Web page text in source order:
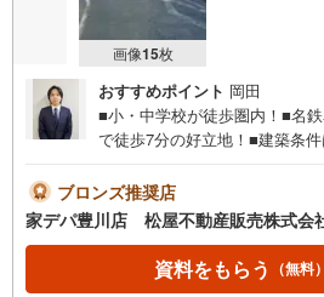
画像15枚
おすすめポイント 岡田
■小・中学校が徒歩圏内！■名
で徒歩7分の好立地！■建築条
施設が徒歩圏内で生活環境良
ン ・中部小学校 徒歩5分 ・
デパ 松屋不動産販売 のつよ
市・浜松市の4店舗営業中！
ならおまかせください。新築
ブロンズ推奨店
家デパ豊川店 松屋不動産販売株式会
資料をもらう （無料）